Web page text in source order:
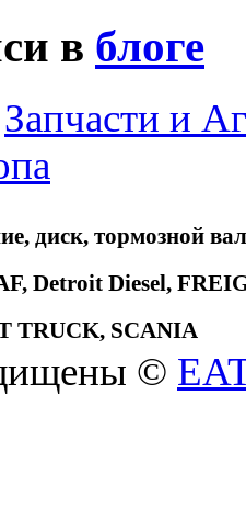
в блоге
Запчасти и
диск, тормозной
Detroit Diesel,
TRUCK, SCANIA
©